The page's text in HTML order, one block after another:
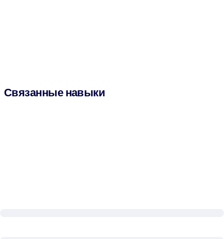
Связанные навыки